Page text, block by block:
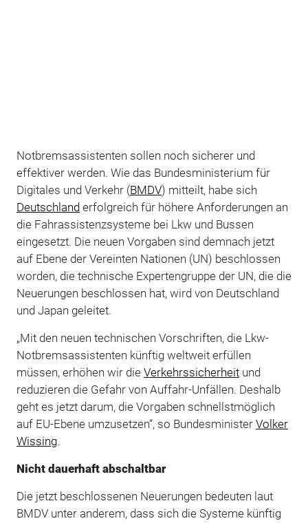
Notbremsassistenten sollen noch sicherer und
effektiver werden. Wie das Bundesministerium für
Digitales und Verkehr (BMDV) mitteilt, habe sich
Deutschlanderfolgreich für höhere Anforderungen an
die Fahrassistenzsysteme bei Lkw und Bussen
eingesetzt. Die neuen Vorgaben sind demnach jetzt
auf Ebene der Vereinten Nationen (UN) beschlossen
worden, die technische Expertengruppe der UN, die die
Neuerungen beschlossen hat, wird von Deutschland
und Japan geleitet.
„Mit den neuen technischen Vorschriften, die Lkw-
Notbremsassistenten künftig weltweit erfüllen
müssen, erhöhen wir die Verkehrssicherheitund
reduzieren die Gefahr von Auffahr-Unfällen. Deshalb
geht es jetzt darum, die Vorgaben schnellstmöglich
auf EU-Ebene umzusetzen“, so Bundesminister Volker
Wissing.
Nicht dauerhaft abschaltbar
Die jetzt beschlossenen Neuerungen bedeuten laut
BMDV unter anderem, dass sich die Systeme künftig